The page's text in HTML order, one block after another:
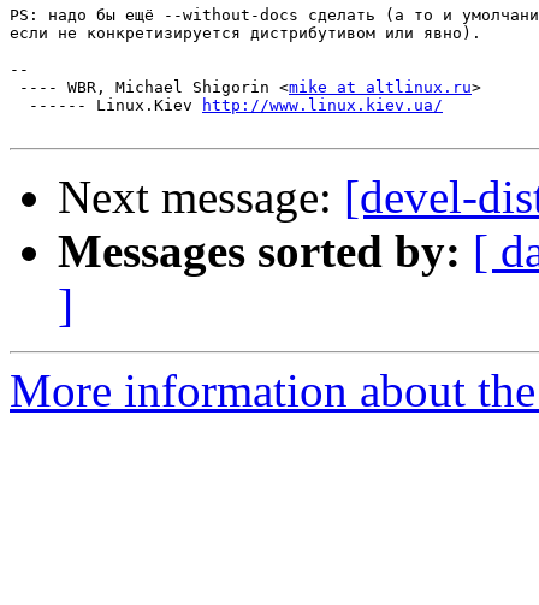
PS: надо бы ещё --without-docs сделать (а то и
если не конкретизируется дистрибутивом или явно).
--
---- WBR, Michael Shigorin <mike at altlinux.ru>
  ------ Linux.Kiev
http://www.linux.kiev.ua/
Next message: [devel-
Messages sorted by: [
]
More information about